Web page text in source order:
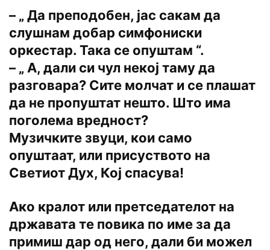
– „ Да преподобен, јас сакам да
слушнам добар симфониски
оркестар. Така се опуштам “.
– „ А, дали си чул некој таму да
разговара? Сите молчат и се плашат
да не пропуштат нешто. Што има
поголема вредност?
Музичките звуци, кои само
опуштаат, или присуството на
Светиот Дух, Кој спасува!
Ако кралот или претседателот на
државата те повика по име за да
примиш дар од него, дали би можел